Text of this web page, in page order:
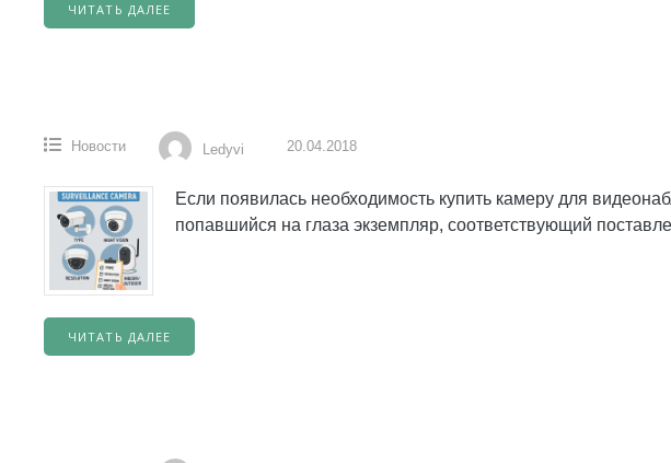
ЧИТАТЬ ДАЛЕЕ
Новости Ledyvi 20.04.2018
Если появилась необходимость купить камеру для
попавшийся на глаза экземпляр, соответствующий
ЧИТАТЬ ДАЛЕЕ